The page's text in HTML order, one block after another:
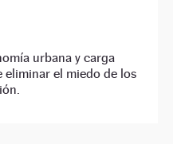
urbana y carga
eliminar el miedo de los